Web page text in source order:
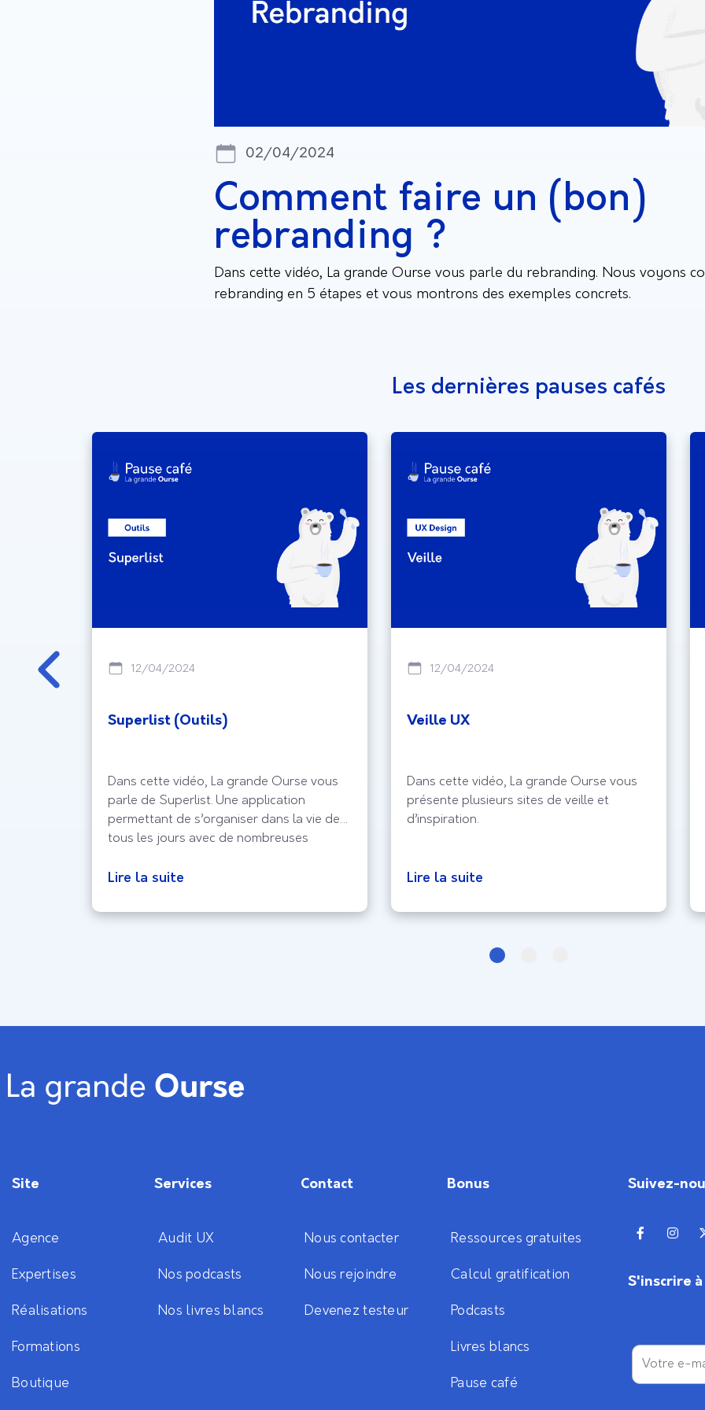
02/04/2024
Comment faire un (bon)
rebranding ?
Dans cette vidéo, La grande Ourse vous parle du rebranding. Nous voyons
rebranding en 5 étapes et vous montrons des exemples concrets.
Les dernières pauses cafés
12/04/2024
Superlist (Outils)
Dans cette vidéo, La grande Ourse vous
parle de Superlist. Une application
permettant de s’organiser dans la vie de
tous les jours avec de nombreuses
Lire la suite
12/04/2024
Veille UX
Dans cette vidéo, La grande Ourse vous
présente plusieurs sites de veille et
d’inspiration.
Lire la suite
Site
Agence
Expertises
Réalisations
Formations
Boutique
Services
Audit UX
Nos podcasts
Nos livres blancs
Contact
Nous contacter
Nous rejoindre
Devenez testeur
Bonus
Ressources gratuites
Calcul gratification
Podcasts
Livres blancs
Pause café
Suivez-
S'inscrire